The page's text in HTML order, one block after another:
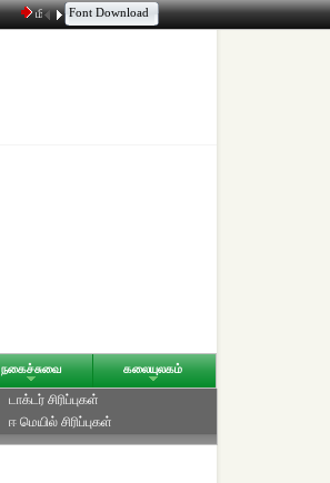
மின்னஞ்சல் திரட்டி உரையாடல்
Font Download
நகைச்சுவை கலையுலகம்
டாக்டர் சிரிப்புகள்
ஈ மெயில் சிரிப்புகள்